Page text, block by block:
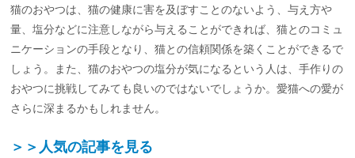
猫のおやつは、猫の健康に害を及ぼすことのないよう、与え方や
量、塩分などに注意しながら与えることができれば、猫とのコミュ
ニケーションの手段となり、猫との信頼関係を築くことができるで
しょう。また、猫のおやつの塩分が気になるという人は、手作りの
おやつに挑戦してみても良いのではないでしょうか。愛猫への愛が
さらに深まるかもしれません。
＞＞人気の記事を見る